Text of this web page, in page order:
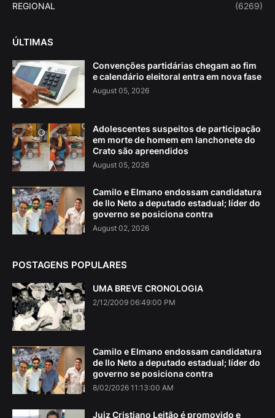
REGIONAL (6269)
ÚLTIMAS
Convenções partidárias chegam ao fim
e calendário eleitoral entra em nova fase
August 05, 2026
Adolescentes suspeitos de participação
em morte de homem em lanchonete do
Crato são apreendidos
August 05, 2026
Camilo e Elmano endossam candidatura
de Ilo Neto a deputado estadual; líder do
governo se posiciona contra
August 02, 2026
POSTAGENS POPULARES
UMA BREVE CRONOLOGIA
2/12/2009 06:49:00 PM
Camilo e Elmano endossam candidatura
de Ilo Neto a deputado estadual; líder do
governo se posiciona contra
8/02/2026 11:13:00 AM
Juiz Cristiano Leitão é promovido e